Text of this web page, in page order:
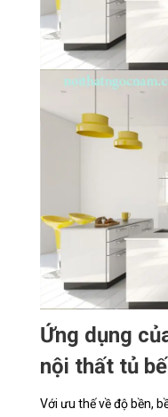
Ứng dụng
nội thất tủ
Với ưu thế về độ bền,